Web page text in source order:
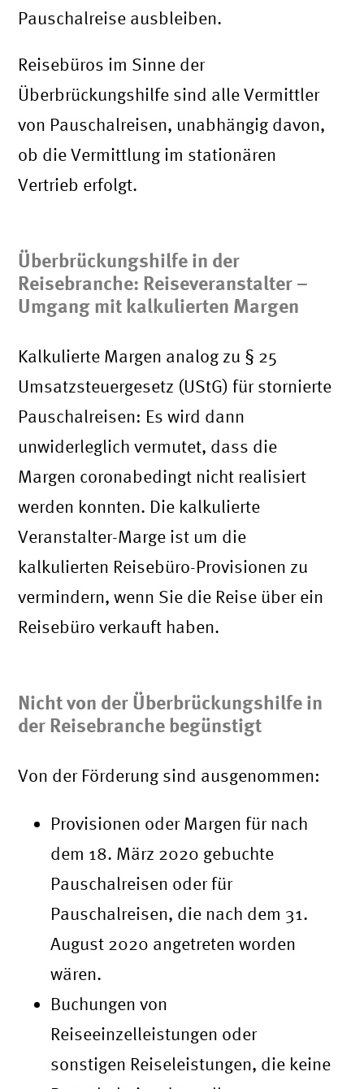
Pauschalreise ausbleiben.
Reisebüros im Sinne der
Überbrückungshilfe sind alle Vermittler
von Pauschalreisen, unabhängig davon,
ob die Vermittlung im stationären
Vertrieb erfolgt.
Überbrückungshilfe in der
Reisebranche: Reiseveranstalter –
Umgang mit kalkulierten Margen
Kalkulierte Margen analog zu § 25
Umsatzsteuergesetz (UStG) für stornierte
Pauschalreisen: Es wird dann
unwiderleglich vermutet, dass die
Margen coronabedingt nicht realisiert
werden konnten. Die kalkulierte
Veranstalter-Marge ist um die
kalkulierten Reisebüro-Provisionen zu
vermindern, wenn Sie die Reise über ein
Reisebüro verkauft haben.
Nicht von der Überbrückungshilfe in
der Reisebranche begünstigt
Von der Förderung sind ausgenommen:
Provisionen oder Margen für nach
dem 18. März 2020 gebuchte
Pauschalreisen oder für
Pauschalreisen, die nach dem 31.
August 2020 angetreten worden
wären.
Buchungen von
Reiseeinzelleistungen oder
sonstigen Reiseleistungen, die keine